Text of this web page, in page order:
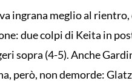
ingrana meglio al
due colpi di Keita in
sopra (4-5). Anche
però, non demorde: